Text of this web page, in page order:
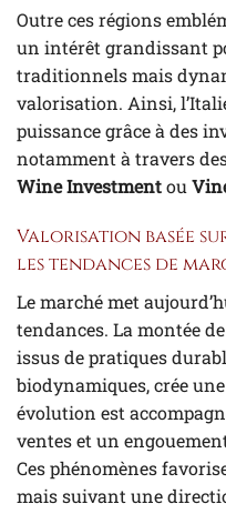
Outre ces régions
un intérêt grandissant
traditionnels mais
valorisation. Ainsi,
puissance grâce à des
notamment à travers
Wine Investmentou
Valorisation basée
les tendances de
Le marché met
tendances. La montée
issus de pratiques
biodynamiques, crée
évolution est
ventes et un
Ces phénomènes
mais suivant une